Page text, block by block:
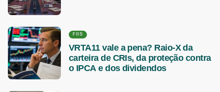
FIIS
VRTA11 vale a pena? Raio-X da
carteira de CRIs, da proteção contra
o IPCA e dos dividendos